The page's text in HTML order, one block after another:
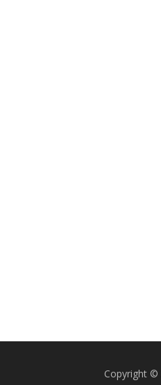
Copyright ©